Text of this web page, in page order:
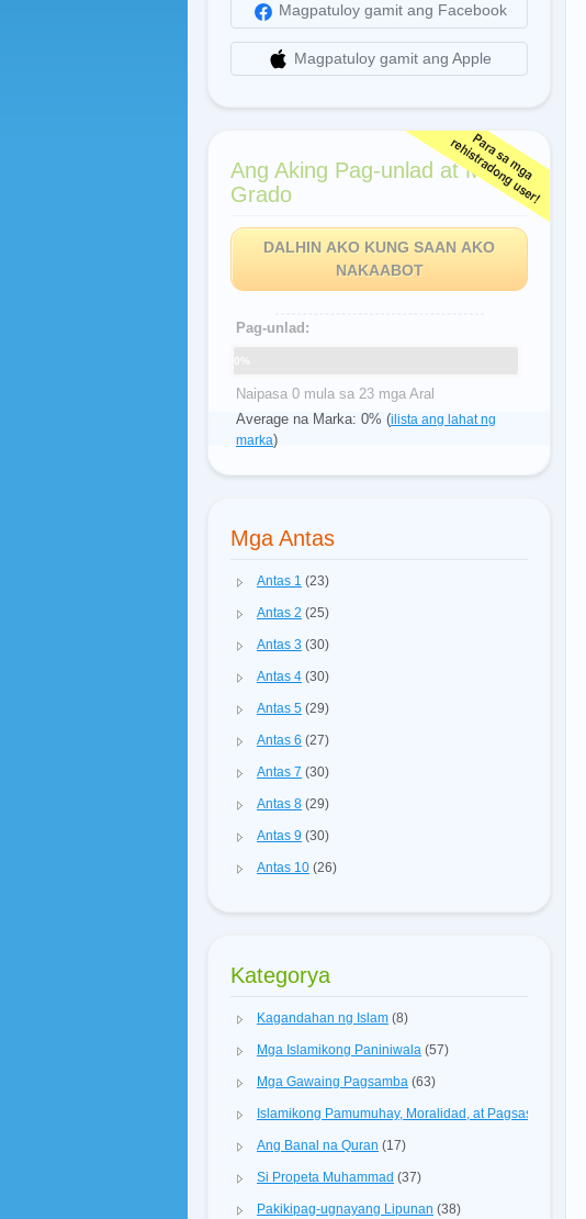
Magpatuloy gamit ang Facebook
Magpatuloy gamit ang Apple
Ang Aking Pag-unlad at Mga
Grado
DALHIN AKO KUNG SAAN AKO
NAKAABOT
Pag-unlad:
0%
Naipasa 0 mula sa 23 mga Aral
Average na Marka: 0% (ilista ang lahat ng
marka)
Mga Antas
Antas 1 (23)
Antas 2 (25)
Antas 3 (30)
Antas 4 (30)
Antas 5 (29)
Antas 6 (27)
Antas 7 (30)
Antas 8 (29)
Antas 9 (30)
Antas 10 (26)
Kategorya
Kagandahan ng Islam (8)
Mga Islamikong Paniniwala (57)
Mga Gawaing Pagsamba (63)
Islamikong Pamumuhay, Moralidad, at Pagsasagawa
Ang Banal na Quran (17)
Si Propeta Muhammad (37)
Pakikipag-ugnayang Lipunan (38)